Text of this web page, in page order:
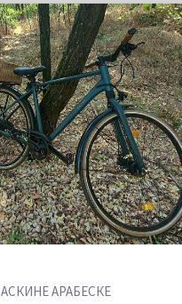
АСКИНЕ АРАБЕСКЕ